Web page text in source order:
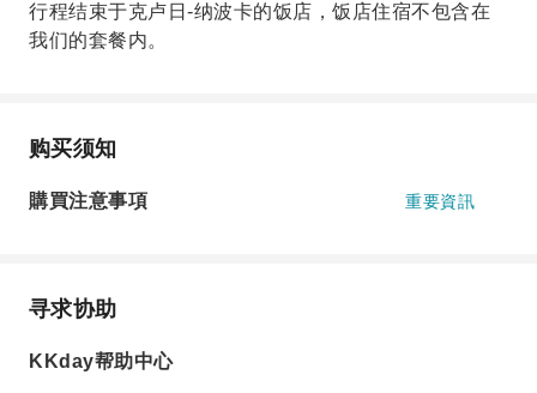
行程结束于克卢日-纳波卡的饭店，饭店住宿不包含在
我们的套餐内。
购买须知
購買注意事項 重要資訊
寻求协助
KKday帮助中心